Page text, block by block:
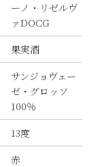
ーノ・リゼルヴ
ァDOCG
果実酒
サンジョヴェー
ゼ・グロッソ
100％
13度
赤